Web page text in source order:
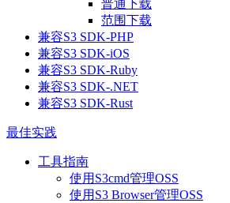
普通下载
范围下载
兼容S3 SDK-PHP
兼容S3 SDK-iOS
兼容S3 SDK-Ruby
兼容S3 SDK-.NET
兼容S3 SDK-Rust
最佳实践
工具指南
使用S3cmd管理OSS
使用S3 Browser管理OSS